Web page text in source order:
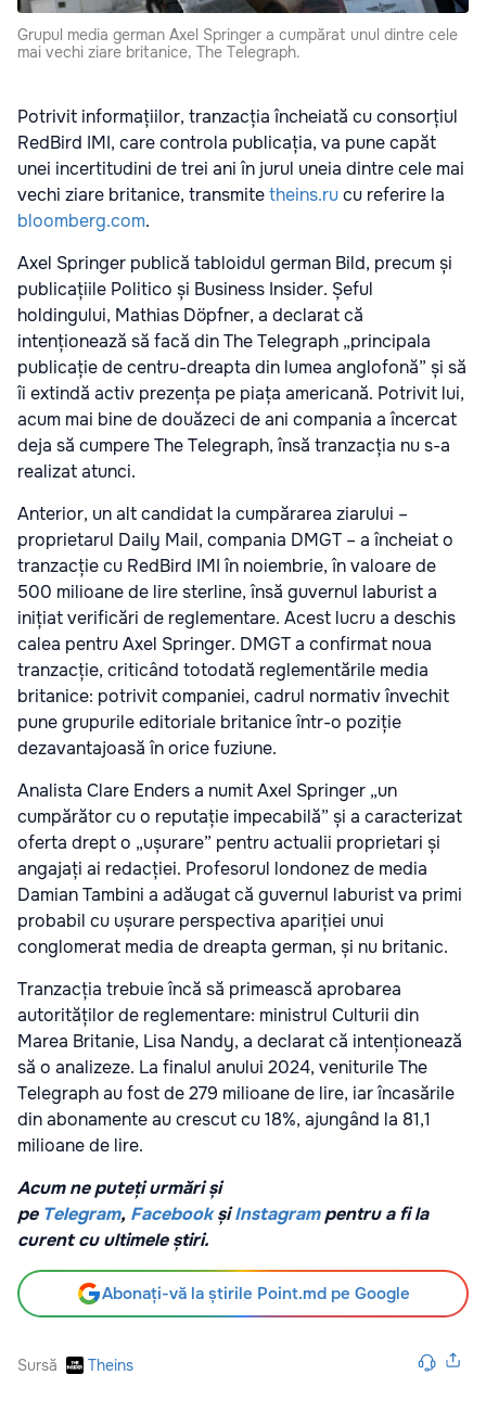
Grupul media german Axel Springer a cumpărat unul dintre cele
mai vechi ziare britanice, The Telegraph.
Potrivit informațiilor, tranzacția încheiată cu consorțiul
RedBird IMI, care controla publicația, va pune capăt
unei incertitudini de trei ani în jurul uneia dintre cele mai
vechi ziare britanice, transmitetheins.rucu referire la
bloomberg.com.
Axel Springer publică tabloidul german Bild, precum și
publicațiile Politico și Business Insider. Șeful
holdingului, Mathias Döpfner, a declarat că
intenționează să facă din The Telegraph „principala
publicație de centru-dreapta din lumea anglofonă” și să
îi extindă activ prezența pe piața americană. Potrivit lui,
acum mai bine de douăzeci de ani compania a încercat
deja să cumpere The Telegraph, însă tranzacția nu s-a
realizat atunci.
Anterior, un alt candidat la cumpărarea ziarului –
proprietarul Daily Mail, compania DMGT – a încheiat o
tranzacție cu RedBird IMI în noiembrie, în valoare de
500 milioane de lire sterline, însă guvernul laburist a
inițiat verificări de reglementare. Acest lucru a deschis
calea pentru Axel Springer. DMGT a confirmat noua
tranzacție, criticând totodată reglementările media
britanice: potrivit companiei, cadrul normativ învechit
pune grupurile editoriale britanice într-o poziție
dezavantajoasă în orice fuziune.
Analista Clare Enders a numit Axel Springer „un
cumpărător cu o reputație impecabilă” și a caracterizat
oferta drept o „ușurare” pentru actualii proprietari și
angajați ai redacției. Profesorul londonez de media
Damian Tambini a adăugat că guvernul laburist va primi
probabil cu ușurare perspectiva apariției unui
conglomerat media de dreapta german, și nu britanic.
Tranzacția trebuie încă să primească aprobarea
autorităților de reglementare: ministrul Culturii din
Marea Britanie, Lisa Nandy, a declarat că intenționează
să o analizeze. La finalul anului 2024, veniturile The
Telegraph au fost de 279 milioane de lire, iar încasările
din abonamente au crescut cu 18%, ajungând la 81,1
milioane de lire.
Acum ne puteți urmări și
pe Telegram, Facebook șiInstagrampentru a fi la
curent cu ultimele știri.
Abonați-vă la știrile Point.md pe Google
Sursă Theins